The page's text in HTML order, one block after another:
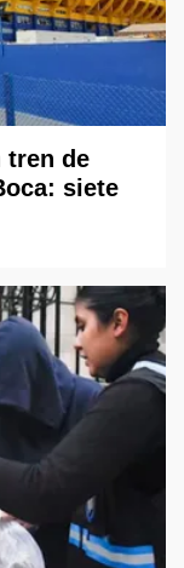
tren de
siete